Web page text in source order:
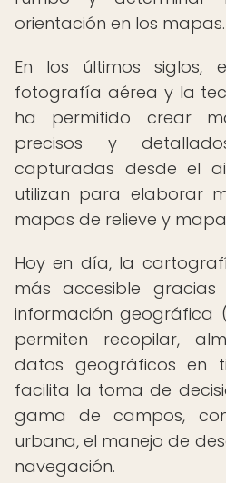
orientación en los mapas.
En los últimos siglos,
fotografía aérea y la
ha permitido crear
precisos y
capturadas desde el
utilizan para elaborar
mapas de relieve y
Hoy en día, la
más accesible
información geográfica
permiten recopilar,
datos geográficos en
facilita la toma de
gama de campos,
urbana, el manejo de
navegación.